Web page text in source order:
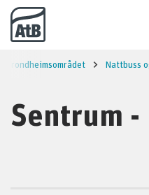
Til innhold
Trondheimsområdet Nattbuss
Sentrum